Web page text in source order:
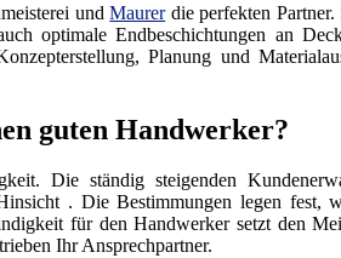
undMaurerdie perfekten Partner.
optimale Endbeschichtungen an
Planung und
guten Handwerker?
Die ständig steigenden
. Die Bestimmungen legen fest,
für den Handwerker setzt den
Ihr Ansprechpartner.